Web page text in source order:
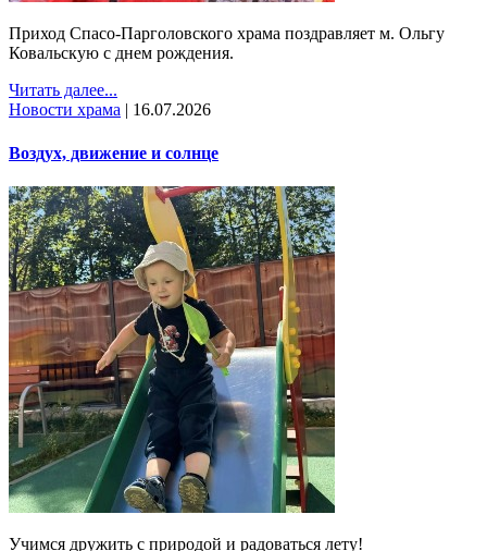
Приход Спасо-Парголовского храма поздравляет м. Ольгу
Ковальскую с днем рождения.
Читать далее...
Новости храма | 16.07.2026
Воздух, движение и солнце
Учимся дружить с природой и радоваться лету!